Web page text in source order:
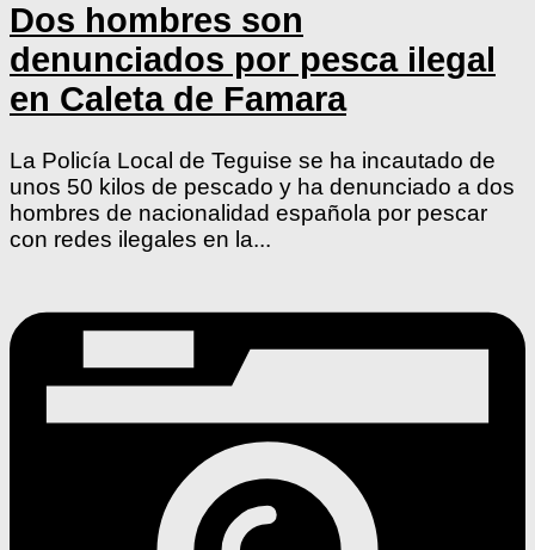
Dos hombres son
denunciados por pesca ilegal
en Caleta de Famara
La Policía Local de Teguise se ha incautado de
unos 50 kilos de pescado y ha denunciado a dos
hombres de nacionalidad española por pescar
con redes ilegales en la...